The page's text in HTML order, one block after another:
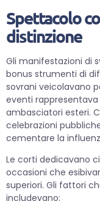
Spettacolo
distinzione
Gli manifestazioni di
bonus strumenti di
sovrani veicolavano
eventi
ambasciatori esteri.
celebrazioni
cementare la
Le corti dedicavano
occasioni che
superiori. Gli fattori
includevano: